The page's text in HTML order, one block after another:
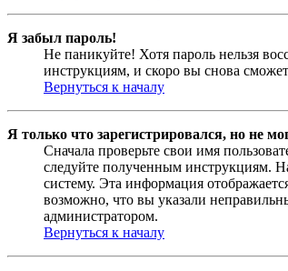
Я забыл пароль!
Не паникуйте! Хотя пароль нельзя
инструкциям, и скоро вы снова
Вернуться к началу
Я только что зарегистрировался, но не
Сначала проверьте свои имя
следуйте полученным инструкциям.
систему. Эта информация
возможно, что вы указали
администратором.
Вернуться к началу